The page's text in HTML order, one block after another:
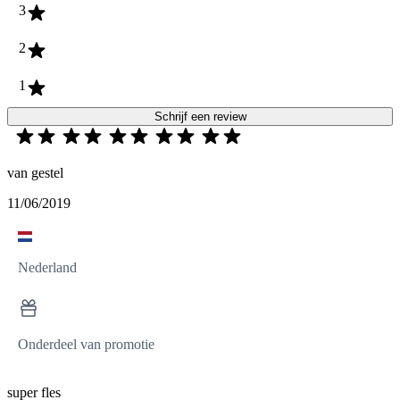
3
2
1
Schrijf een review
van gestel
11/06/2019
Nederland
Onderdeel van promotie
super fles